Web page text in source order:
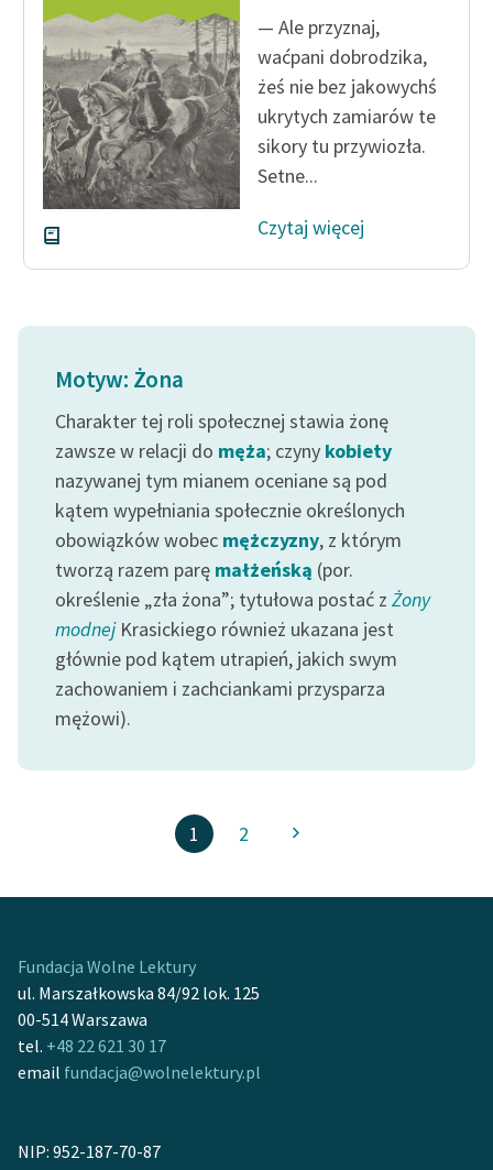
— Ale przyznaj,
waćpani dobrodzika,
żeś nie bez jakowychś
ukrytych zamiarów te
sikory tu przywiozła.
Setne...
Czytaj więcej
Motyw: Żona
Charakter tej roli społecznej stawia żonę
zawsze w relacji do męża; czyny kobiety
nazywanej tym mianem oceniane są pod
kątem wypełniania społecznie określonych
obowiązków wobec mężczyzny, z którym
tworzą razem parę małżeńską (por.
określenie „zła żona”; tytułowa postać z Żony
modnejKrasickiego również ukazana jest
głównie pod kątem utrapień, jakich swym
zachowaniem i zachciankami przysparza
mężowi).
1 2
Fundacja Wolne Lektury
ul. Marszałkowska 84/92 lok. 125
00-514 Warszawa
tel. +48 22 621 30 17
email fundacja@wolnelektury.pl
NIP: 952-187-70-87